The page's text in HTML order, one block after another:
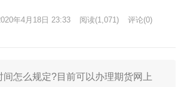
年4月18日 23:33 阅读(1,071) 评论(0)
么规定?目前可以办理期货网上